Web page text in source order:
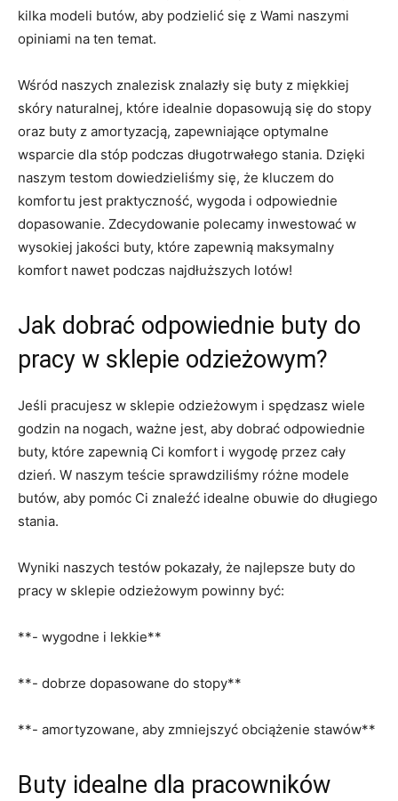
kilka modeli butów, aby‌ podzielić się z Wami naszymi
opiniami⁢ na ten temat.
Wśród naszych znalezisk znalazły się buty z ⁤miękkiej
skóry naturalnej,⁤ które idealnie dopasowują się do‍ stopy
oraz ⁢buty z amortyzacją,⁤ zapewniające optymalne
wsparcie dla⁢ stóp podczas długotrwałego stania. Dzięki⁣
naszym testom dowiedzieliśmy się, że kluczem do
komfortu jest praktyczność, wygoda ⁣i odpowiednie
dopasowanie. ⁢Zdecydowanie polecamy inwestować w
⁢wysokiej jakości buty, ‌które zapewnią maksymalny
komfort nawet podczas najdłuższych lotów!
Jak dobrać ⁣odpowiednie buty do
pracy w sklepie odzieżowym?
Jeśli pracujesz w ‍sklepie odzieżowym i spędzasz wiele⁣
godzin ⁣na nogach,‍ ważne jest, aby dobrać odpowiednie
‌buty, które zapewnią Ci komfort i wygodę przez‍ cały
dzień. W naszym teście sprawdziliśmy różne modele
butów, aby pomóc Ci znaleźć idealne obuwie​ do długiego
stania.
Wyniki naszych testów pokazały, że najlepsze buty do
pracy w sklepie odzieżowym⁢ powinny być:
**- wygodne i lekkie**
**- dobrze dopasowane do stopy**
**- amortyzowane, aby zmniejszyć obciążenie stawów**
Buty idealne dla pracowników